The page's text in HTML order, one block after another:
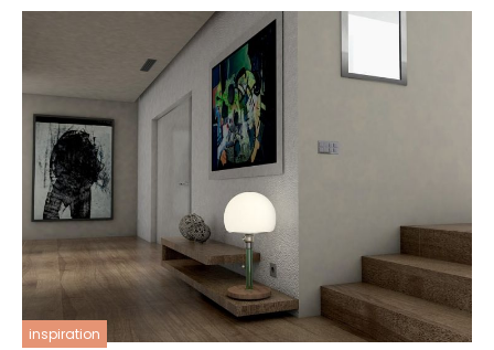
inspiration